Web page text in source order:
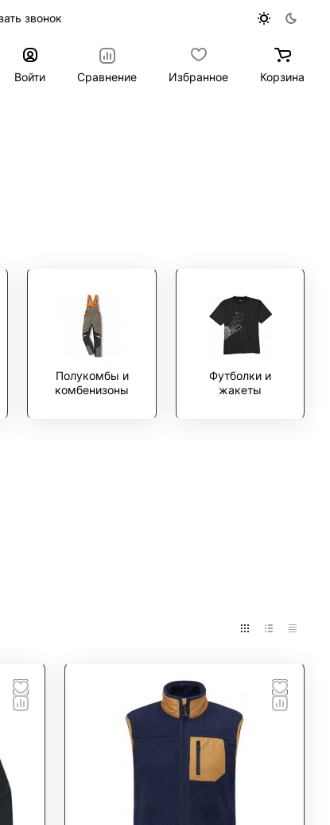
звонок
Войти Сравнение Избранное Корзина
Полукомбы и
комбенизоны
Футболки и
жакеты